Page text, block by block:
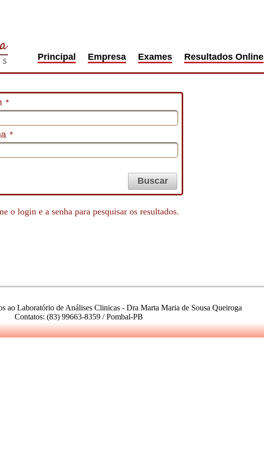
Principal Empresa Exames Resultados Online
*
*
Buscar
o login e a senha para pesquisar os resultados.
ao Laboratório de Análises Clinicas - Dra Marta Maria de Sousa Queiroga
Contatos: (83) 99663-8359 / Pombal-PB